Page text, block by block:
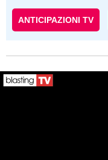
ANTICIPAZIONI TV